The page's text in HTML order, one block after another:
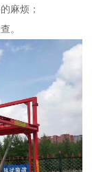
麻烦；
。